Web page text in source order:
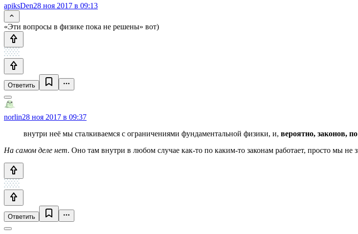
apiksDen28 ноя 2017 в 09:13
«Эти вопросы в физике пока не решены» вот)
Ответить
norlin28 ноя 2017 в 09:37
внутри неё мы сталкиваемся с ограничениями фундаментальной физики, и, вероятно, законов,
На самом деле нет. Оно там внутри в любом случае как-то по каким-то законам работает, просто мы
Ответить